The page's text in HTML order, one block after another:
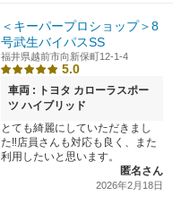
＜キーパープロショップ＞8
号武生バイパスSS
福井県越前市向新保町12-1-4
5.0
車両 : トヨタ カローラスポー
ツ ハイブリッド
とても綺麗にしていただきまし
た‼️店員さんも対応も良く、また
利用したいと思います。
匿名さん
2026年2月18日